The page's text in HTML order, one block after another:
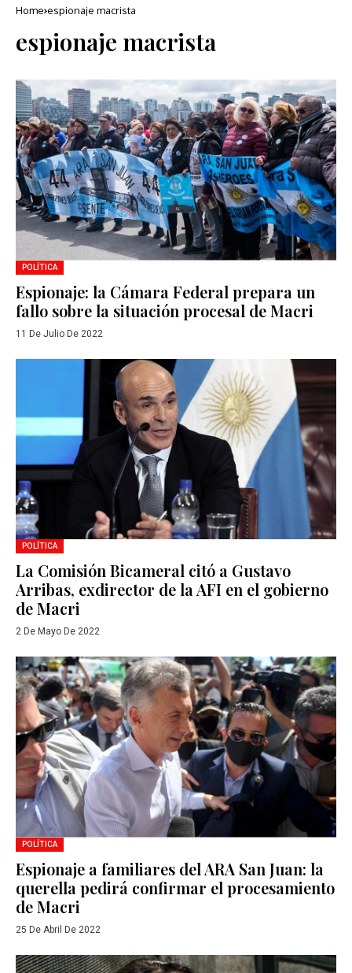
Home espionaje macrista
espionaje macrista
POLÍTICA
Espionaje: la Cámara Federal prepara un
fallo sobre la situación procesal de Macri
11 De Julio De 2022
POLÍTICA
La Comisión Bicameral citó a Gustavo
Arribas, exdirector de la AFI en el gobierno
de Macri
2 De Mayo De 2022
POLÍTICA
Espionaje a familiares del ARA San Juan: la
querella pedirá confirmar el procesamiento
de Macri
25 De Abril De 2022